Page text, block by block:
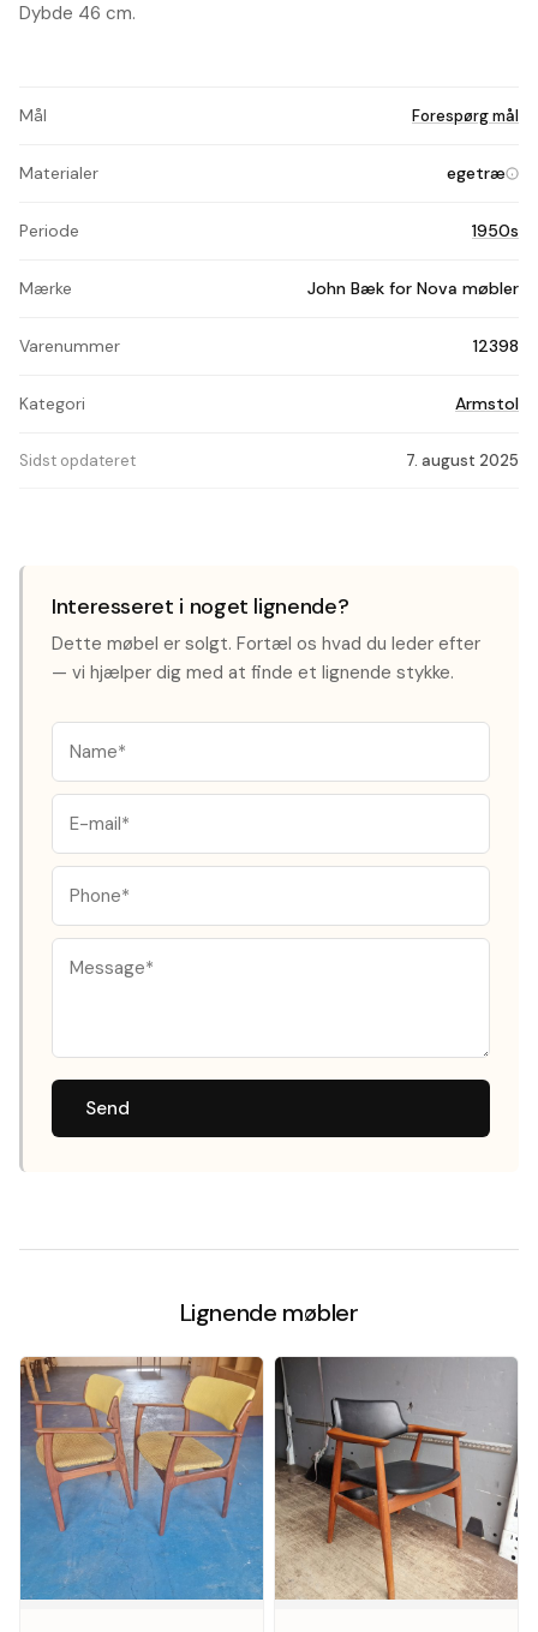
Dybde 46 cm.
Mål Forespørg mål
Materialer egetræ
Periode 1950s
Mærke John Bæk for Nova møbler
Varenummer 12398
Kategori Armstol
Sidst opdateret 7. august 2025
Interesseret i noget lignende?
Dette møbel er solgt. Fortæl os hvad du leder efter
— vi hjælper dig med at finde et lignende stykke.
Send
Lignende møbler